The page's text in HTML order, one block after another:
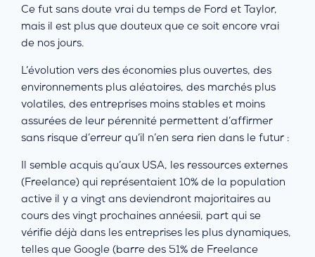
Ce fut sans doute vrai du temps de Ford et Taylor,
mais il est plus que douteux que ce soit encore vrai
de nos jours.
L’évolution vers des économies plus ouvertes, des
environnements plus aléatoires, des marchés plus
volatiles, des entreprises moins stables et moins
assurées de leur pérennité permettent d’affirmer
sans risque d’erreur qu’il n’en sera rien dans le futur :
Il semble acquis qu’aux USA, les ressources externes
(Freelance) qui représentaient 10% de la population
active il y a vingt ans deviendront majoritaires au
cours des vingt prochaines annéesii, part qui se
vérifie déjà dans les entreprises les plus dynamiques,
telles que Google (barre des 51% de Freelance